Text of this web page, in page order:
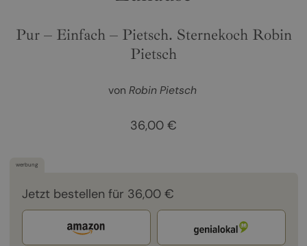
Pur – Einfach – Pietsch. Sternekoch Robin
Pietsch
von Robin Pietsch
36,00 €
werbung
Jetzt bestellen für 36,00 €